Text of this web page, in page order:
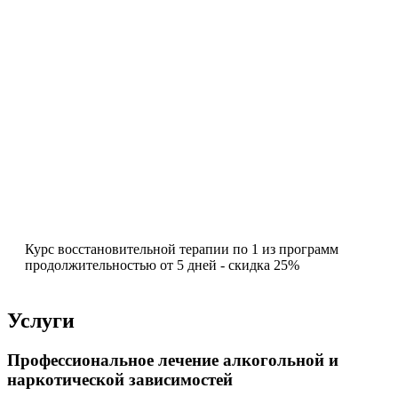
Курс восстановительной терапии по 1 из программ
продолжительностью от 5 дней - скидка 25%
Услуги
Профессиональное лечение алкогольной и
наркотической зависимостей